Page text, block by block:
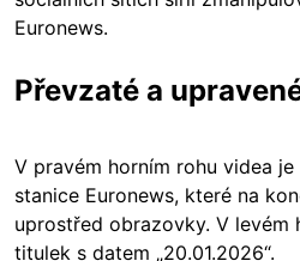
Euronews.
Převzaté a
V pravém horním rohu videa
stanice Euronews, které na
uprostřed obrazovky. V levém
titulek s datem „20.01.2026“.